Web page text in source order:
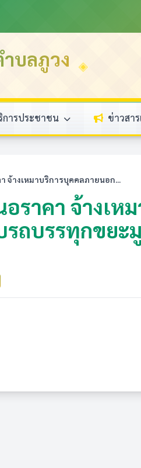
บลภูวง
การประชาชน ข่าวสา
จ้างเหมาบริการบุคคลภายนอก...
ราคา จ้างเห
ถบรรทุกขยะ